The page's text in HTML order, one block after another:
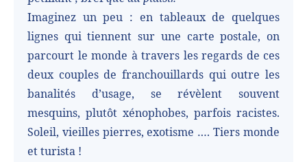
Imaginez un peu : en tableaux de quelques
lignes qui tiennent sur une carte postale, on
parcourt le monde à travers les regards de ces
deux couples de franchouillards qui outre les
banalités d’usage, se révèlent souvent
mesquins, plutôt xénophobes, parfois racistes.
Soleil, vieilles pierres, exotisme …. Tiers monde
et turista !